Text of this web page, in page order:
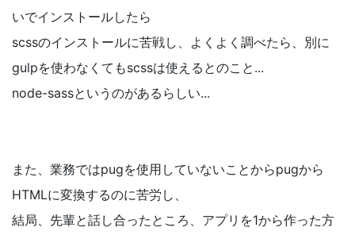
いでインストールしたら
scssのインストールに苦戦し、よくよく調べたら、別に
gulpを使わなくてもscssは使えるとのこと...
node-sassというのがあるらしい...
また、業務ではpugを使用していないことからpugから
HTMLに変換するのに苦労し、
結局、先輩と話し合ったところ、アプリを1から作った方